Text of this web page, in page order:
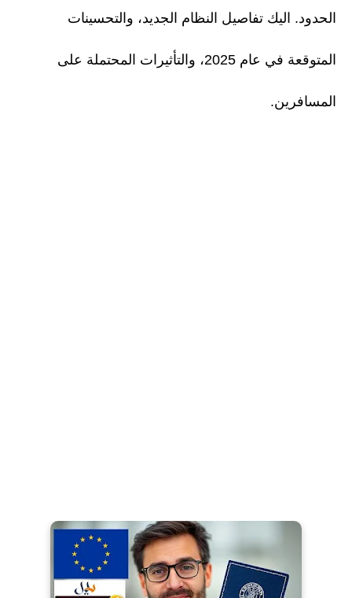
الحدود. اليك تفاصيل النظام الجديد، والتحسينات
المتوقعة في عام 2025، والتأثيرات المحتملة على
المسافرين.